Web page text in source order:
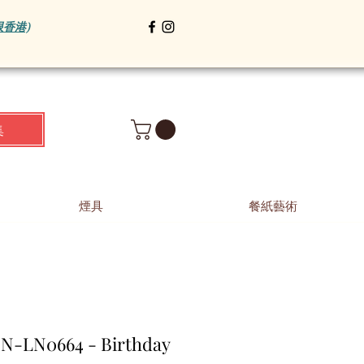
香港)
煙具 餐紙藝術
LN0664 - Birthday